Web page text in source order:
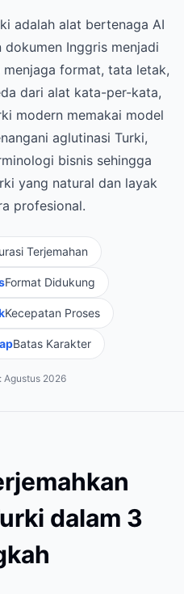
adalah alat bertenaga AI
Inggris menjadi
format, tata letak,
dari alat kata-per-kata,
modern memakai model
aglutinasi Turki,
bisnis sehingga
yang natural dan layak
profesional.
Terjemahan
Format Didukung
Kecepatan Proses
Batas Karakter
Agustus 2026
dalam 3